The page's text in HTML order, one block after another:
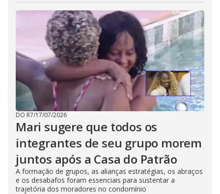
DO R7/17/07/2026
Mari sugere que todos os
integrantes de seu grupo morem
juntos após a Casa do Patrão
A formação de grupos, as alianças estratégias, os abraços
e os desabafos foram essenciais para sustentar a
trajetória dos moradores no condomínio